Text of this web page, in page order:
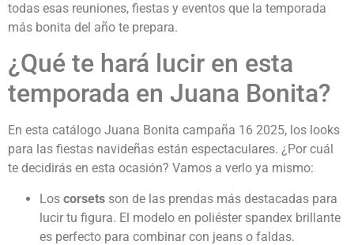
todas esas reuniones, fiestas y eventos que la temporada
más bonita del año te prepara.
¿Qué te hará lucir en esta
temporada en Juana Bonita?
En esta catálogo Juana Bonita campaña 16 2025, los looks
para las fiestas navideñas están espectaculares. ¿Por cuál
te decidirás en esta ocasión? Vamos a verlo ya mismo:
Los corsets son de las prendas más destacadas para
lucir tu figura. El modelo en poliéster spandex brillante
es perfecto para combinar con jeans o faldas.